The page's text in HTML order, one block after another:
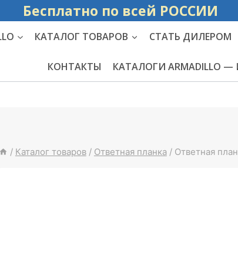
Бесплатно по
КАТАЛОГ ТОВАРОВ СТАТЬ ДИЛЕРОМ
КОНТАКТЫ КАТАЛОГИ ARMADILLO
/ Каталог товаров / Ответная планка / Ответная